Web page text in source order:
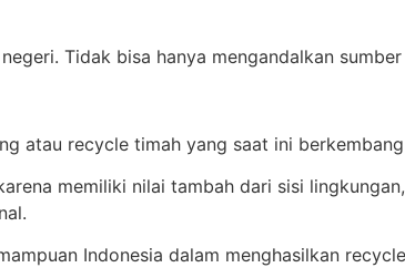
Tidak bisa hanya mengandalkan
atau recycle timah yang saat ini
memiliki nilai tambah dari sisi
Indonesia dalam menghasilkan